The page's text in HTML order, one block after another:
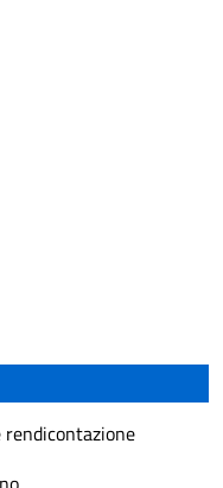
rendicontazione